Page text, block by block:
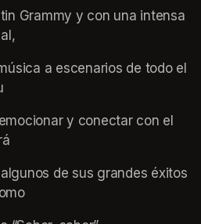
Grammy y con una intensa
a escenarios de todo el
y conectar con el
de sus grandes éxitos